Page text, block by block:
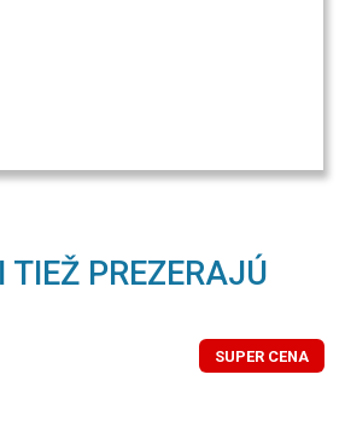
TIEŽ PREZERAJÚ
SUPER CENA